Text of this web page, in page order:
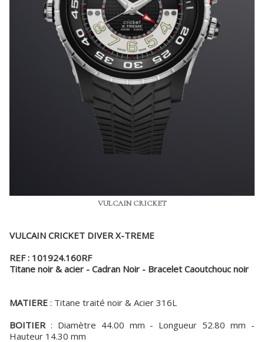
VULCAIN CRICKET
VULCAIN CRICKET DIVER X-TREME
REF : 101924.160RF
Titane noir & acier - Cadran Noir - Bracelet Caoutchouc noir
MATIERE : Titane traité noir & Acier 316L
BOITIER : Diamètre 44.00 mm - Longueur 52.80 mm -
Hauteur 14.30 mm